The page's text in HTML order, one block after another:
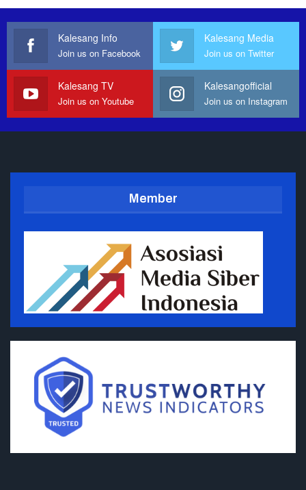
Kalesang Info
Join us on Facebook
Kalesang Media
Join us on Twitter
Kalesang TV
Join us on Youtube
Kalesangofficial
Join us on Instagram
Member